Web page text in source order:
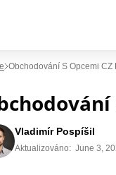
Obchodování S Opcemi CZ
Vladimír Pospíšil
Aktualizováno: June 3,